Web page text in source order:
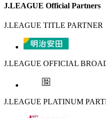
J.LEAGUE Official Partners
J.LEAGUE TITLE PARTNER
J.LEAGUE OFFICIAL
J.LEAGUE PLATINUM